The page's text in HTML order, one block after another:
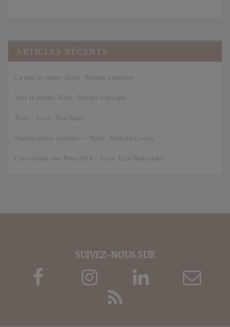
ARTICLES RÉCENTS
Ça sent la coupe! Texte : Roxane Larocque
Vive le rhume! Texte : Roxane Larocque
À toi – Texte : Eva Staire
Famille portes ouvertes — Texte : Nathalie Courcy
Cute comme une Prius 2018 – Texte: Liza Harkiolakis
SUIVEZ-NOUS SUR